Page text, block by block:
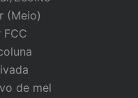
(Meio)
de mel